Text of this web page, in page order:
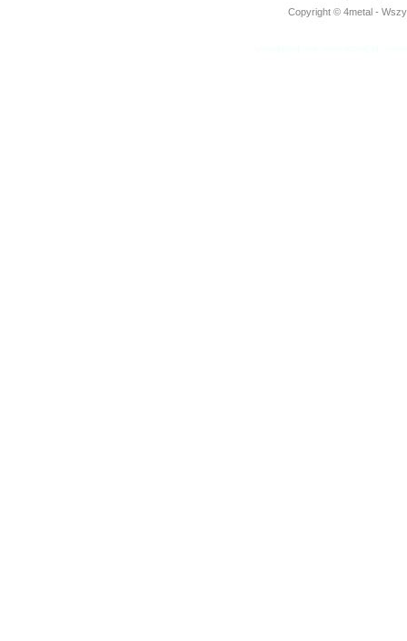
Copyright © 4metal -